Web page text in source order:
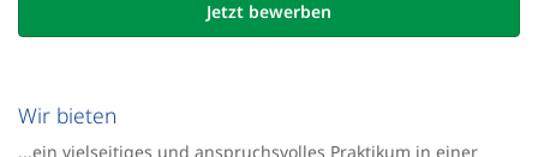
Jetzt bewerben
Wir bieten
...ein vielseitiges und anspruchsvolles Praktikum in einer